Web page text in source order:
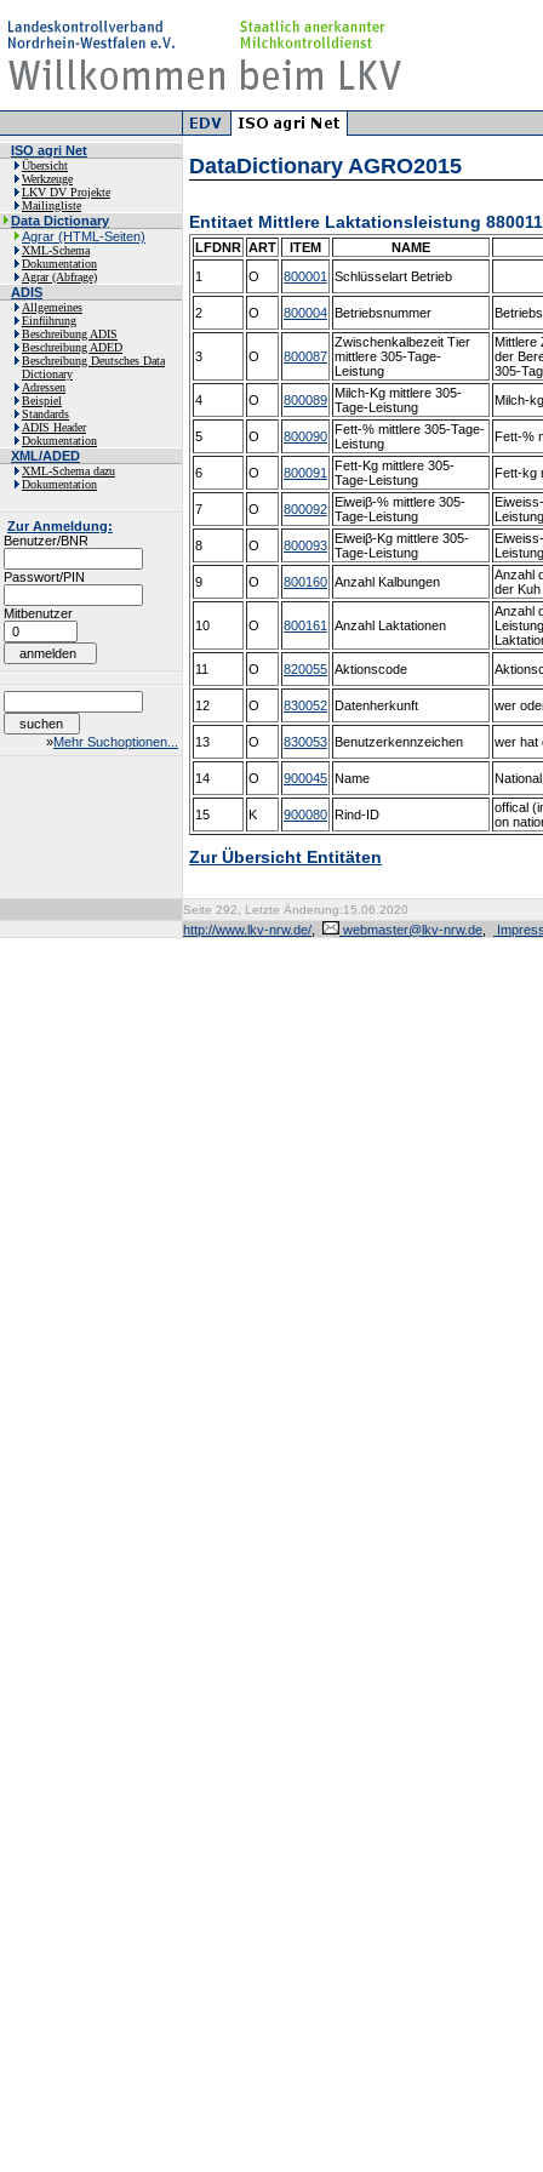
ISO agri Net
Übersicht
Werkzeuge
LKV DV Projekte
Mailingliste
Data Dictionary
Agrar (HTML-Seiten)
XML-Schema
Dokumentation
Agrar (Abfrage)
ADIS
Allgemeines
Einführung
Beschreibung ADIS
Beschreibung ADED
Beschreibung Deutsches Data
Dictionary
Adressen
Beispiel
Standards
ADIS Header
Dokumentation
XML/ADED
XML-Schema dazu
Dokumentation
Zur Anmeldung:
Benutzer/BNR
Passwort/PIN
Mitbenutzer
»Mehr Suchoptionen...
DataDictionary AGRO2015
Entitaet Mittlere Laktationsleistung 880011
LFDNR ART ITEM
NAME
1
O 800001 Schlüsselart Betrieb
2 O 800004 Betriebsnummer
3 O 800087
Zwischenkalbezeit Tier
mittlere 305-Tage-
Leistung
Mittlere
der
305-
4
O 800089 Milch-Kg mittlere 305-
Tage-Leistung
Milch-
5 O 800090 Fett-% mittlere 305-Tage-
Leistung
Fett-%
6 O 800091
Fett-Kg mittlere 305-
Tage-Leistung
Fett-kg
7 O 800092 Eiweiβ-% mittlere 305-
Tage-Leistung
Leistung
8
O 800093 Eiweiβ-Kg mittlere 305-
Tage-Leistung
Leistung
9
O 800160 Anzahl Kalbungen
Anzahl
der Kuh
10 O 800161 Anzahl Laktationen
Anzahl
11
O 820055 Aktionscode
12 O 830052 Datenherkunft wer
13 O 830053 Benutzerkennzeichen wer hat
14 O 900045 Name
15 K 900080 Rind-ID
offical
on
Zur Übersicht Entitäten
Seite 292, Letzte Änderung:15.06.2020
http://www.lkv-nrw.de/ webmaster@lkv-nrw.de